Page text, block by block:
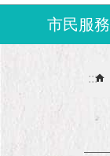
市民服務
:::